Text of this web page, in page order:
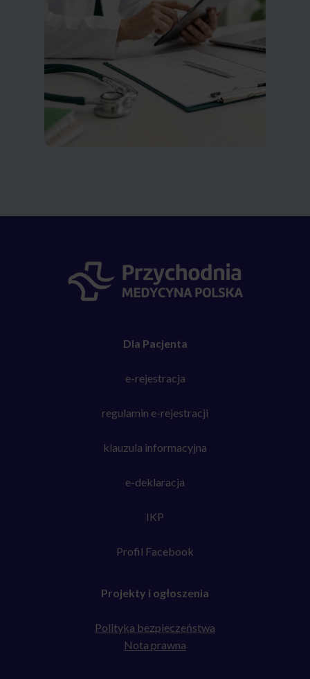
Projekty i ogłoszenia
Polityka bezpieczeństwa
Nota prawna
Dla Pacjenta
e-rejestracja
regulamin e-rejestracji
klauzula informacyjna
e-deklaracja
IKP
Profil Facebook